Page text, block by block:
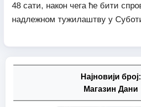
48 сати, након чега ће бити
надлежном тужилаштву у
Најновији број:
Магазин Дани